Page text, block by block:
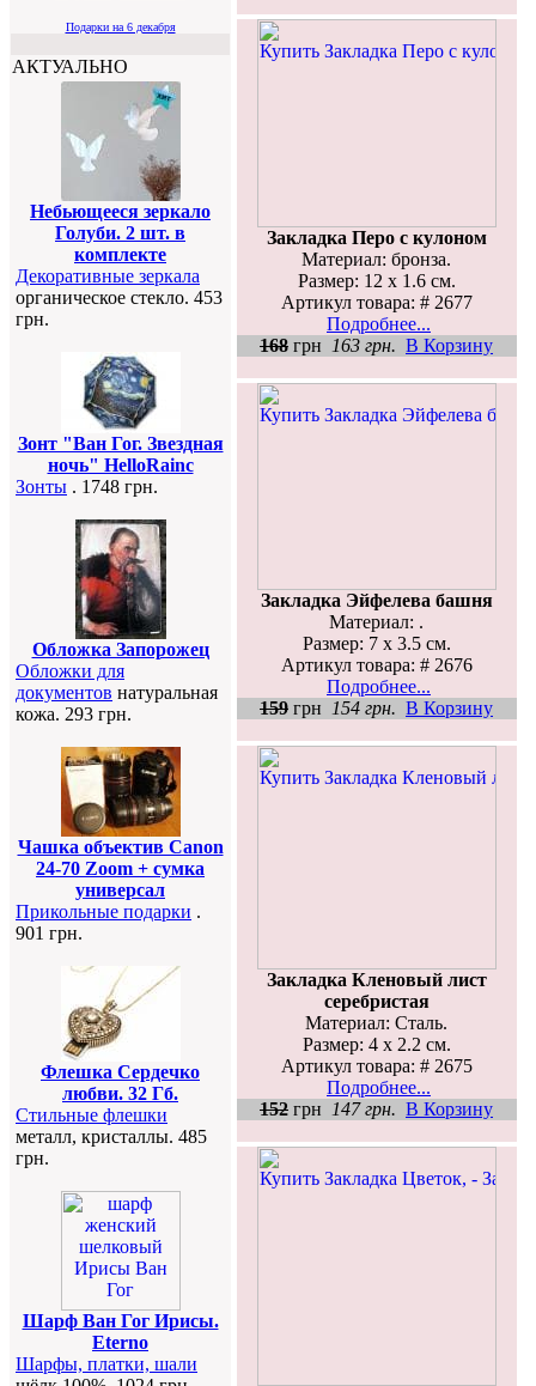
Подарки на 6 декабря
АКТУАЛЬНО
Небьющееся зеркало
Голуби. 2 шт. в
комплекте
Декоративные зеркала
органическое стекло. 453
грн.
Зонт "Ван Гог. Звездная
ночь" HelloRainc
Зонты . 1748 грн.
Обложка Запорожец
Обложки для
документов натуральная
кожа. 293 грн.
Чашка объектив Canon
24-70 Zoom + сумка
универсал
Прикольные подарки .
901 грн.
Флешка Сердечко
любви. 32 Гб.
Стильные флешки
металл, кристаллы. 485
грн.
Шарф Ван Гог Ирисы.
Eterno
Шарфы, платки, шали
Закладка Перо с кулоном
Материал: бронза.
Размер: 12 х 1.6 см.
Артикул товара: # 2677
Подробнее...
168 грн 163 грн. В Корзину
Закладка Эйфелева башня
Материал: .
Размер: 7 х 3.5 см.
Артикул товара: # 2676
Подробнее...
159 грн 154 грн. В Корзину
Закладка Кленовый лист
серебристая
Материал: Сталь.
Размер: 4 х 2.2 см.
Артикул товара: # 2675
Подробнее...
152 грн 147 грн. В Корзину